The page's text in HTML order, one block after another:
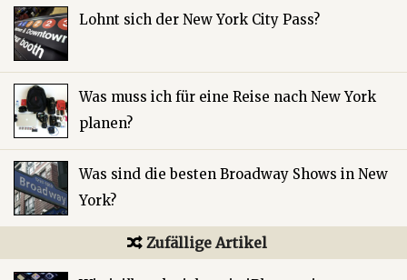
Lohnt sich der New York City Pass?
Was muss ich für eine Reise nach New York
planen?
Was sind die besten Broadway Shows in New
York?
Zufällige Artikel